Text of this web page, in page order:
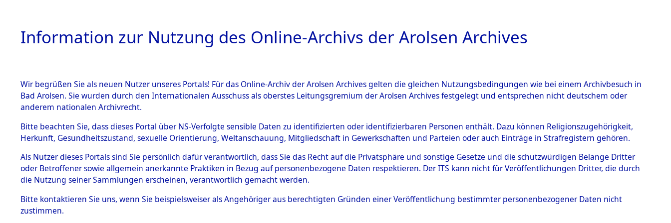
HOME BESTANDSBESCHREIBUNG ARCHIVALE ÜBERSICHT BILD
BESTÄNDE
Inhaftierungsdoku
mente
5. Verschiedenes
Todesmärsche
5.3.1 Alliierte
Ermittlungen zu den Orten Genderkingen - Gyhum→0001
(84598154)→0067 (84598222)
0067 (84598222)
Information zur Nutzung des Online-Archivs der Arolsen Archives
Wir begrüßen Sie als neuen Nutzer unseres Portals! Für das Online-Archiv der Arolsen Archives gelten die gleichen Nutzungsbedingungen wie bei einem Archivbesuch in
Bad Arolsen. Sie wurden durch den Internationalen Ausschuss als oberstes Leitungsgremium der Arolsen Archives festgelegt und entsprechen nicht deutschem oder
anderem nationalen Archivrecht.
Bitte beachten Sie, dass dieses Portal über NS-Verfolgte sensible Daten zu identifizierten oder identifizierbaren Personen enthält. Dazu können Religionszugehörigkeit,
Herkunft, Gesundheitszustand, sexuelle Orientierung, Weltanschauung, Mitgliedschaft in Gewerkschaften und Parteien oder auch Einträge in Strafregistern gehören.
Als Nutzer dieses Portals sind Sie persönlich dafür verantwortlich, dass Sie das Recht auf die Privatsphäre und sonstige Gesetze und die schutzwürdigen Belange Dritter
oder Betroffener sowie allgemein anerkannte Praktiken in Bezug auf personenbezogene Daten respektieren. Der ITS kann nicht für Veröffentlichungen Dritter, die durch
die Nutzung seiner Sammlungen erscheinen, verantwortlich gemacht werden.
Bitte kontaktieren Sie uns, wenn Sie beispielsweiser als Angehöriger aus berechtigten Gründen einer Veröffentlichung bestimmter personenbezogener Daten nicht
zustimmen.